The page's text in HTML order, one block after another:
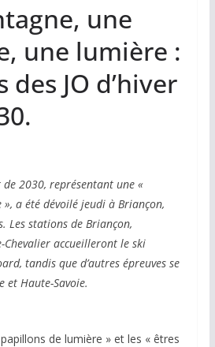
une
une lumière :
des JO d’hiver
de 2030, représentant une «
a été dévoilé jeudi à Briançon,
Les stations de Briançon,
Chevalier accueilleront le ski
tandis que d’autres épreuves se
et Haute-Savoie.
de lumière » et les « êtres